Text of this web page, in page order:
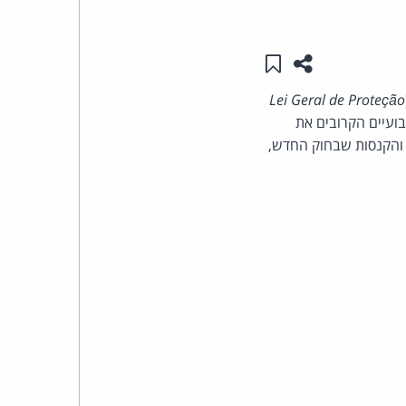
שתפו עמוד זה
שמור ב"תכנים שלי"
Lei Geral de Proteção
הקרובים את
והקנסות שבחוק החדש,